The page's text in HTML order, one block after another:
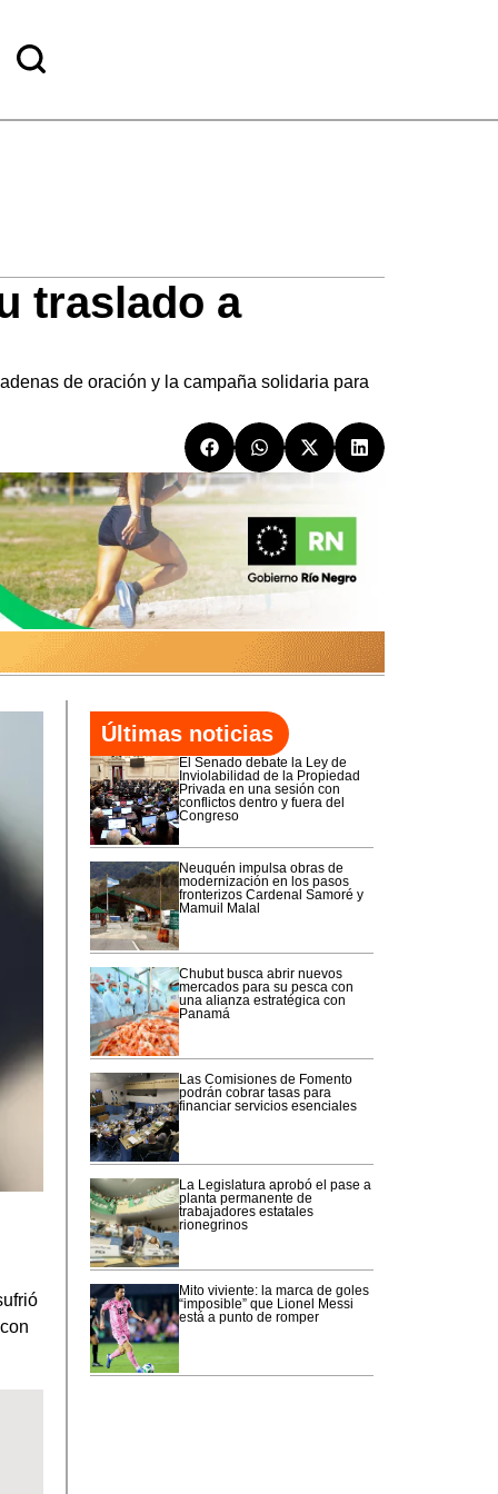
traslado a
de oración y la campaña solidaria para
Últimas noticias
El Senado debate la Ley de
Inviolabilidad de la Propiedad
Privada en una sesión con
conflictos dentro y fuera del
Congreso
Neuquén impulsa obras de
modernización en los pasos
fronterizos Cardenal Samoré y
Mamuil Malal
Chubut busca abrir nuevos
mercados para su pesca con
una alianza estratégica con
Panamá
Las Comisiones de Fomento
podrán cobrar tasas para
financiar servicios esenciales
La Legislatura aprobó el pase a
planta permanente de
trabajadores estatales
rionegrinos
Mito viviente: la marca de goles
“imposible” que Lionel Messi
está a punto de romper